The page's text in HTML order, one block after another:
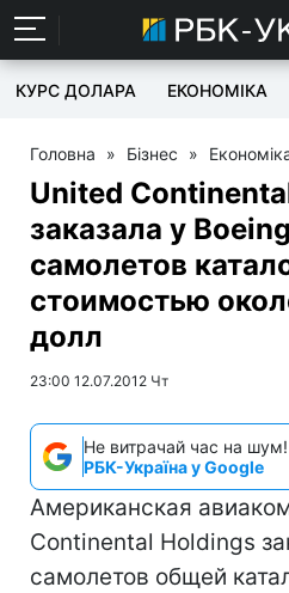
КУРС ДОЛАРА ЕКОНОМІКА
Головна » Бізнес »
United
заказала у
самолетов
стоимостью
долл
23:00 12.07.2012 Чт
Не витрачай час на шум!
РБК-Україна у Google
Американская
Continental Holdings
самолетов общей